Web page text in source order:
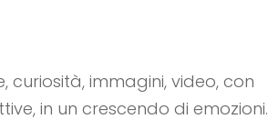
curiosità, immagini, video, con
in un crescendo di emozioni.